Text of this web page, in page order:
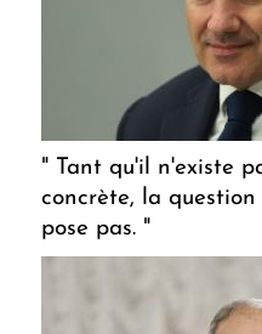
" Tant qu'il n'existe
concrète, la
pose pas. "